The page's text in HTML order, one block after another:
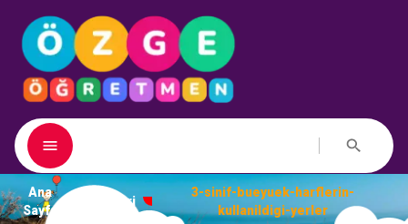
Ana
Sayfa
Kategori
3-sinif-bueyuek-harflerin-
kullanildigi-yerler